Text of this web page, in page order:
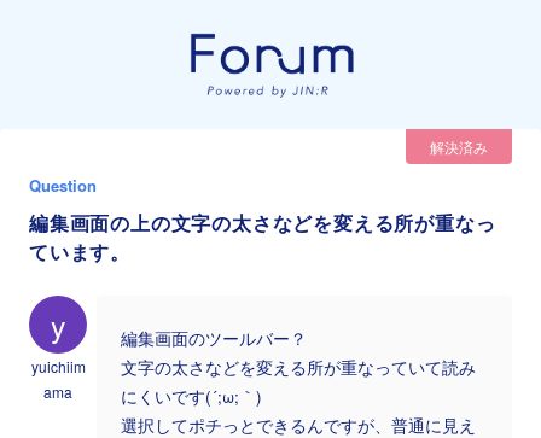
解決済み
Question
編集画面の上の文字の太さなどを変える所が重なっ
ています。
y
yuichiim
ama
編集画面のツールバー？
文字の太さなどを変える所が重なっていて読み
にくいです(´;ω;｀)
選択してポチっとできるんですが、普通に見え